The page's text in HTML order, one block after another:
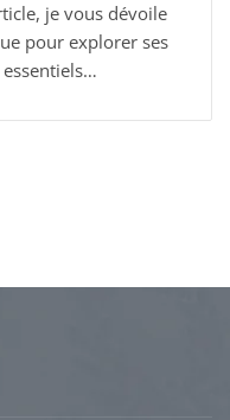
je vous dévoile
pour explorer ses